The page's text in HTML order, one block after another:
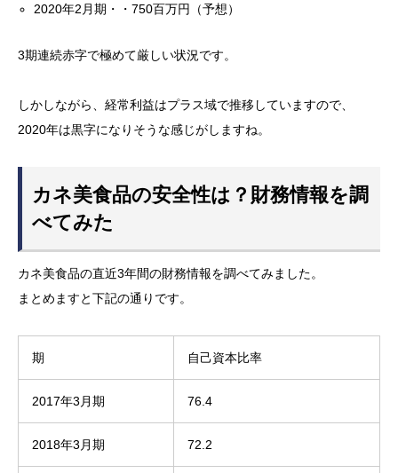
2020年2月期・・750百万円（予想）
3期連続赤字で極めて厳しい状況です。
しかしながら、経常利益はプラス域で推移していますので、
2020年は黒字になりそうな感じがしますね。
カネ美食品の安全性は？財務情報を調
べてみた
カネ美食品の直近3年間の財務情報を調べてみました。
まとめますと下記の通りです。
期 自己資本比率
2017年3月期 76.4
2018年3月期 72.2